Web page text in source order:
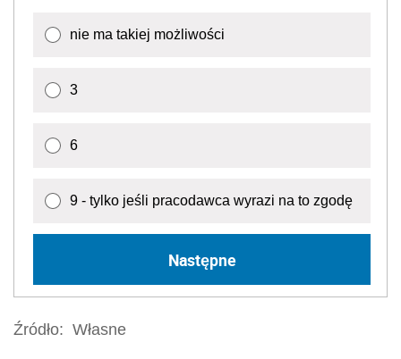
nie ma takiej możliwości
3
6
9 - tylko jeśli pracodawca wyrazi na to zgodę
Następne
Źródło: Własne